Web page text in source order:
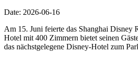
Date: 2026-06-16
Am 15. Juni feierte das Shanghai Disney
Hotel mit 400 Zimmern bietet seinen
das nächstgelegene Disney-Hotel zum